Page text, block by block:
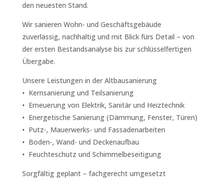
den neuesten Stand.
Wir sanieren Wohn- und Geschäftsgebäude
zuverlässig, nachhaltig und mit Blick fürs Detail – von
der ersten Bestandsanalyse bis zur schlüsselfertigen
Übergabe.
Unsere Leistungen in der Altbausanierung
• Kernsanierung und Teilsanierung
• Erneuerung von Elektrik, Sanitär und Heiztechnik
• Energetische Sanierung (Dämmung, Fenster, Türen)
• Putz-, Mauerwerks- und Fassadenarbeiten
• Boden-, Wand- und Deckenaufbau
• Feuchteschutz und Schimmelbeseitigung
Sorgfältig geplant – fachgerecht umgesetzt